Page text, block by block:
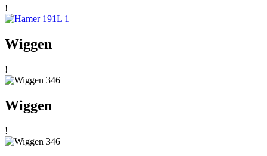
!
Wiggen
!
Wiggen
!